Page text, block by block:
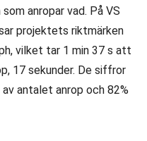
anropar vad. På VS
projektets riktmärken
vilket tar 1 min 37 s att
17 sekunder. De siffror
antalet anrop och 82%